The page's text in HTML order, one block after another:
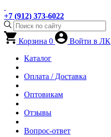
+7 (912) 373-6022
Корзина 0
Войти в ЛК
Каталог
Оплата / Доставка
Оптовикам
Отзывы
Вопрос-ответ